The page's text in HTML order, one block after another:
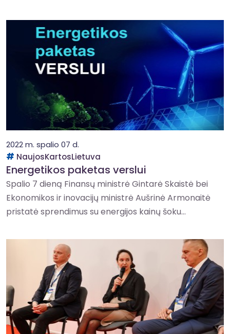
2022 m. spalio 07 d.
NaujosKartosLietuva
Energetikos paketas verslui
Spalio 7 dieną Finansų ministrė Gintarė Skaistė bei
Ekonomikos ir inovacijų ministrė Aušrinė Armonaitė
pristatė sprendimus su energijos kainų šoku...